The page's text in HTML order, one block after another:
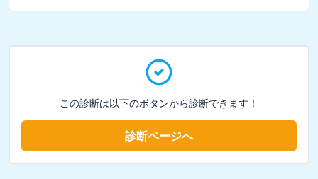
この診断は以下のボタンから診断できます！
診断ページへ